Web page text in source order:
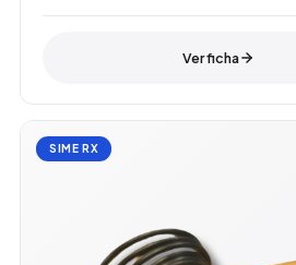
Ver ficha
SIME RX